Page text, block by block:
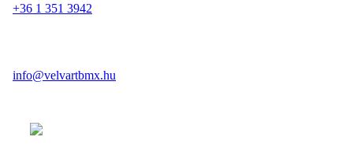
+36 1 351 3942
info@velvartbmx.hu